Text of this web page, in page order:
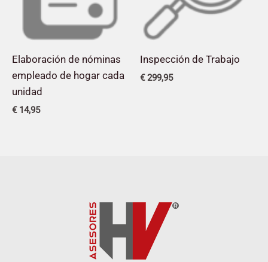
Elaboración de nóminas
empleado de hogar cada
unidad
€14,95
Inspección de Trabajo
€299,95